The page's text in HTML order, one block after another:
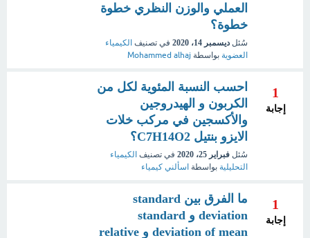
العملي والوزن النظري خطوة
خطوة؟
سُئل ديسمبر 14، 2020 في تصنيف الكيمياء
العضوية بواسطة Mohammed alhaj
1
إجابة
احسب النسبة المئوية لكل من
الكربون و الهيدروجين
والأكسجين في مركب خلات
الايزو بنتيل C7H14O2؟
سُئل فبراير 25، 2020 في تصنيف الكيمياء
التحليلية بواسطة اسألني كيمياء
1
إجابة
ما الفرق بين standard
deviation و standard
deviation of mean و relative